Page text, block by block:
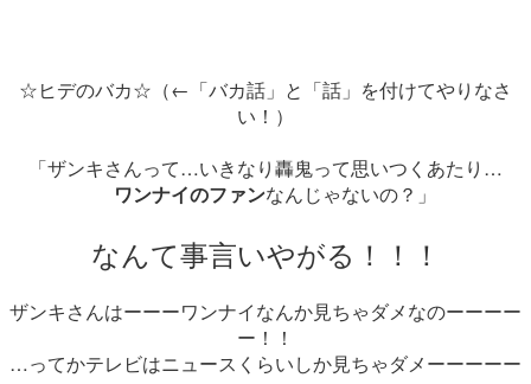
☆ヒデのバカ☆（←「バカ話」と「話」を付けてやりなさ
い！）
「ザンキさんって…いきなり轟鬼って思いつくあたり…
ワンナイのファンなんじゃないの？」
なんて事言いやがる！！！
ザンキさんはーーーワンナイなんか見ちゃダメなのーーーー
ー！！
…ってかテレビはニュースくらいしか見ちゃダメーーーーー